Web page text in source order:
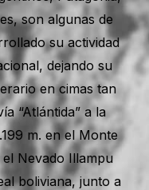
son algunas de
su actividad
dejando su
en cimas tan
“Atlántida” a la
m. en el Monte
el Nevado Illampu
boliviana, junto a